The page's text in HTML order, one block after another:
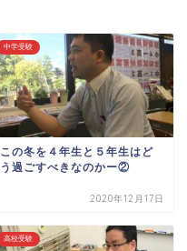
中学受験
この冬を４年生と５年生はど
う過ごすべきなのかー②
2020年12月17日
高校受験